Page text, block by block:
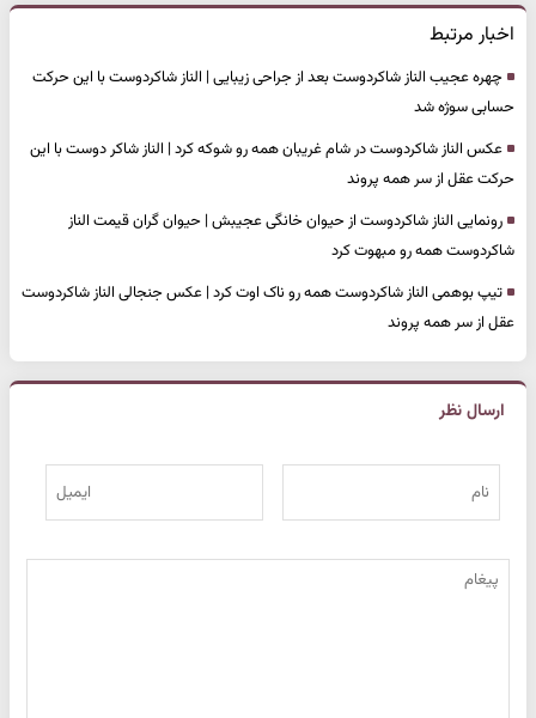
اخبار مرتبط
چهره عجیب الناز شاکردوست بعد از جراحی زیبایی | الناز شاکردوست با این حرکت
حسابی سوژه شد
عکس الناز شاکردوست در شام غریبان همه رو شوکه کرد | الناز شاکر دوست با این
حرکت عقل از سر همه پروند
رونمایی الناز شاکردوست از حیوان خانگی عجیبش | حیوان گران قیمت الناز
شاکردوست همه رو مبهوت کرد
تیپ بوهمی الناز شاکردوست همه رو ناک اوت کرد | عکس جنجالی الناز شاکردوست
عقل از سر همه پروند
ارسال نظر